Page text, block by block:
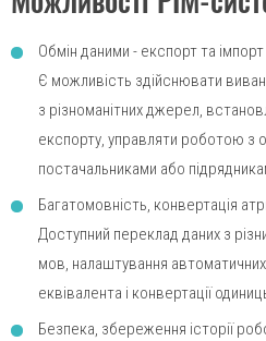
Обмін даними - експорт та імпорт
Є можливість здійснювати
з різноманітних джерел,
експорту, управляти роботою з
постачальниками або
Багатомовність, конвертація
Доступний переклад даних з
мов, налаштування
еквівалента і конвертації
Безпека, збереження історії